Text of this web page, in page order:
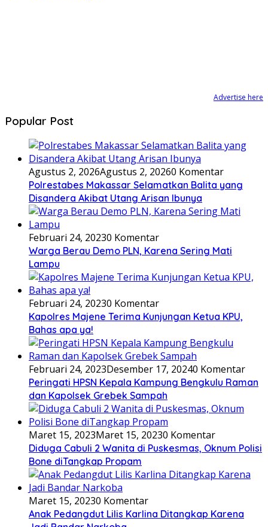
Advertise here
Popular Post
Agustus 2, 2026Agustus 2, 20260 Komentar
Polrestabes Makassar Selamatkan Balita yang
Disandera Akibat Utang Arisan Ibunya
Februari 24, 20230 Komentar
Warga Berau Demo PLN, Karena Sering Mati
Lampu
Februari 24, 20230 Komentar
Kapolres Majene Terima Kunjungan Ketua KPU,
Bahas apa ya!
Februari 24, 2023Desember 17, 20240 Komentar
Peringati HPSN Kepala Kampung Bengkulu Raman
dan Kapolsek Grebek Sampah
Maret 15, 2023Maret 15, 20230 Komentar
Diduga Cabuli 2 Wanita di Puskesmas, Oknum Polisi
Bone diTangkap Propam
Maret 15, 20230 Komentar
Anak Pedangdut Lilis Karlina Ditangkap Karena